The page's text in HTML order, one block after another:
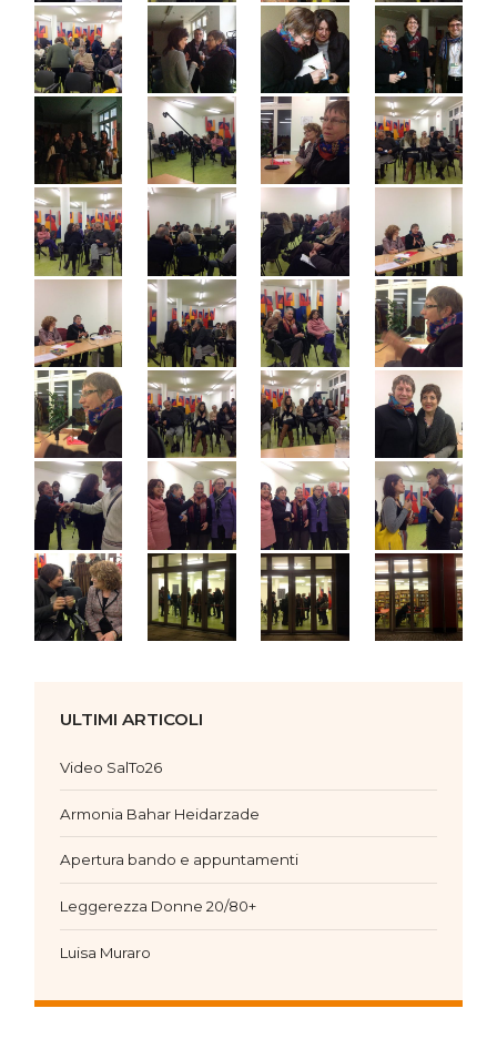
ULTIMI ARTICOLI
Video SalTo26
Armonia Bahar Heidarzade
Apertura bando e appuntamenti
Leggerezza Donne 20/80+
Luisa Muraro